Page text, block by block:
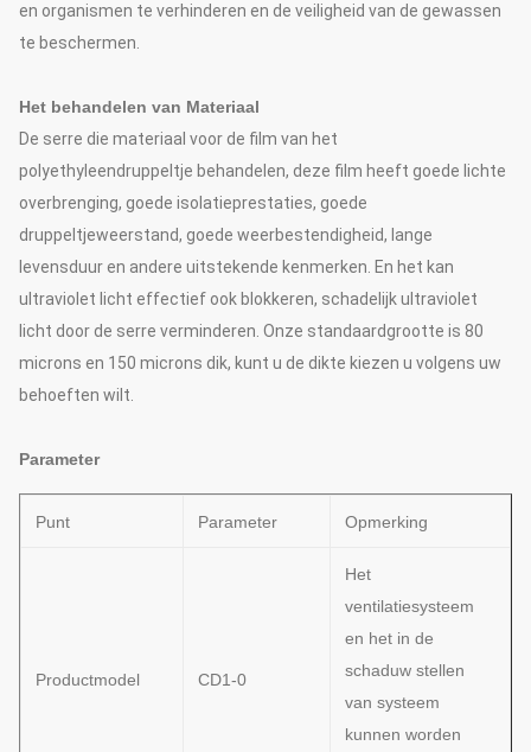
en organismen te verhinderen en de veiligheid van de gewassen
te beschermen.
Het behandelen van Materiaal
De serre die materiaal voor de film van het
polyethyleendruppeltje behandelen, deze film heeft goede lichte
overbrenging, goede isolatieprestaties, goede
druppeltjeweerstand, goede weerbestendigheid, lange
levensduur en andere uitstekende kenmerken. En het kan
ultraviolet licht effectief ook blokkeren, schadelijk ultraviolet
licht door de serre verminderen. Onze standaardgrootte is 80
microns en 150 microns dik, kunt u de dikte kiezen u volgens uw
behoeften wilt.
Parameter
Punt Parameter Opmerking
Productmodel CD1-0
Het
ventilatiesysteem
en het in de
schaduw stellen
van systeem
kunnen worden